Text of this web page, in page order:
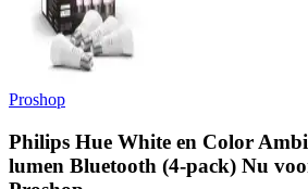
Proshop
Philips Hue White en Color
lumen Bluetooth (4-pack) Nu